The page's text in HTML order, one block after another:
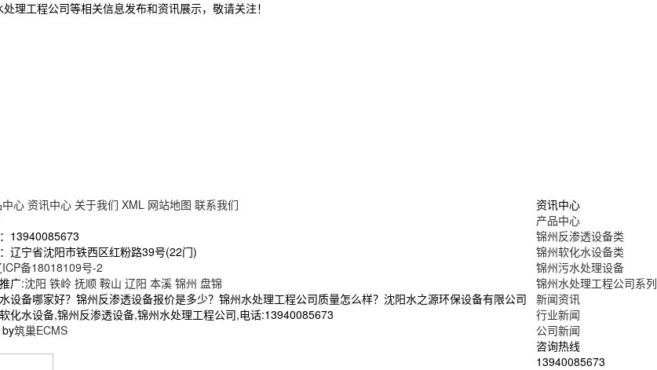
理工程公司等相关信息发布和资讯展示，敬请关注！
资讯中心
产品中心
锦州反渗透设备类
锦州软化水设备类
锦州污水处理设备
锦州水处理工程公司系列
新闻资讯
行业新闻
公司新闻
咨询热线
13940085673
心 资讯中心 关于我们 XML 网站地图 联系我们
13940085673
辽宁省沈阳市铁西区红粉路39号(22门)
备18018109号-2
广:沈阳 铁岭 抚顺 鞍山 辽阳 本溪 锦州 盘锦
设备哪家好？锦州反渗透设备报价是多少？锦州水处理工程公司质量怎么样？沈阳水之源环保设备有限公司
化水设备,锦州反渗透设备,锦州水处理工程公司,电话:13940085673
筑巢ECMS